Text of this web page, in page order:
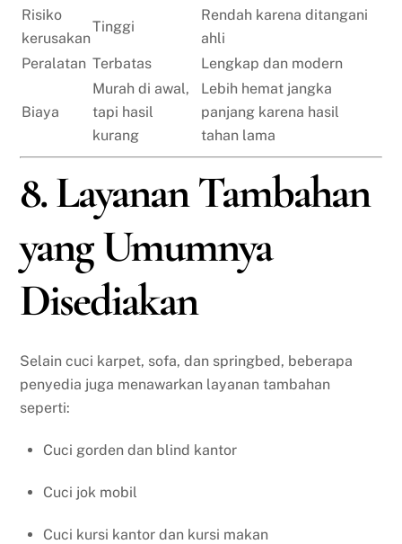
Risiko
kerusakan
Tinggi
Rendah karena ditangani
ahli
Peralatan Terbatas Lengkap dan modern
Biaya
Murah di awal,
tapi hasil
kurang
Lebih hemat jangka
panjang karena hasil
tahan lama
8. Layanan Tambahan
yang Umumnya
Disediakan
Selain cuci karpet, sofa, dan springbed, beberapa
penyedia juga menawarkan layanan tambahan
seperti:
Cuci gorden dan blind kantor
Cuci jok mobil
Cuci kursi kantor dan kursi makan